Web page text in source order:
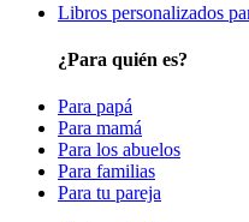
Libros personalizados
¿Para quién es?
Para papá
Para mamá
Para los abuelos
Para familias
Para tu pareja